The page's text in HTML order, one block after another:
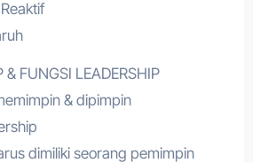
& FUNGSI LEADERSHIP
& dipimpin
dimiliki seorang pemimpin